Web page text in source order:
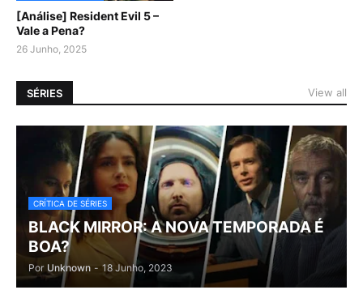
[Análise] Resident Evil 5 –
Vale a Pena?
26 Junho, 2025
SÉRIES View all
CRÍTICA DE SÉRIES
BLACK MIRROR: A NOVA TEMPORADA É
BOA?
Por Unknown - 18 Junho, 2023